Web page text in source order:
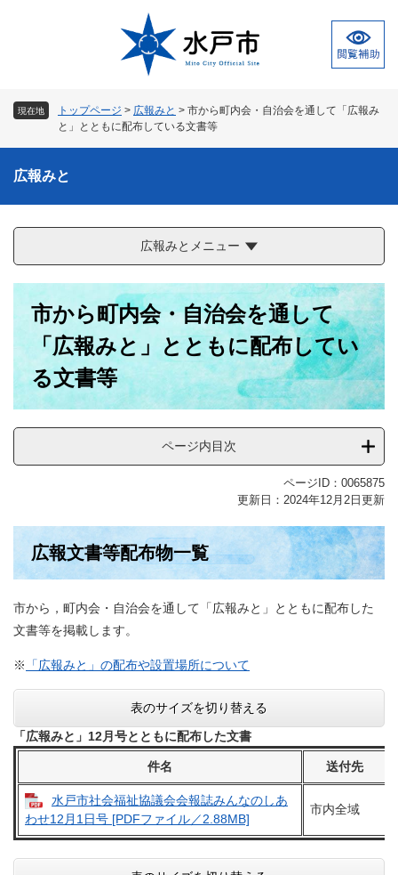
現在地 トップページ > 広報みと > 市から町内会・自治会を通して「広報み
と」とともに配布している文書等
広報みと
広報みとメニュー
市から町内会・自治会を通して
「広報みと」とともに配布してい
る文書等
ページ内目次
ページID：0065875
更新日：2024年12月2日更新
広報文書等配布物一覧
市から，町内会・自治会を通して「広報みと」とともに配布した
文書等を掲載します。
※ 「広報みと」の配布や設置場所について
表のサイズを切り替える
「広報みと」12月号とともに配布した文書
件名 送付先
水戸市社会福祉協議会会報誌みんなのしあ
わせ12月1日号 [PDFファイル／2.88MB]
市内全域